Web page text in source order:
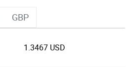
GBP
1.3467 USD